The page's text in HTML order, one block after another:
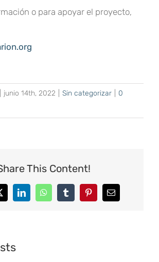
o para apoyar el proyecto,
junio 14th, 2022 Sin categorizar
0
This Content!
LinkedInWhatsAppTumblrPinterestEmail